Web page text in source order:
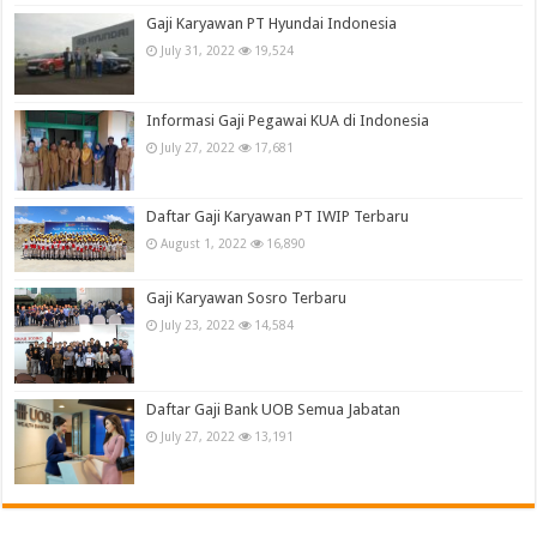
Gaji Karyawan PT Hyundai Indonesia
July 31, 2022 19,524
Informasi Gaji Pegawai KUA di Indonesia
July 27, 2022 17,681
Daftar Gaji Karyawan PT IWIP Terbaru
August 1, 2022 16,890
Gaji Karyawan Sosro Terbaru
July 23, 2022 14,584
Daftar Gaji Bank UOB Semua Jabatan
July 27, 2022 13,191